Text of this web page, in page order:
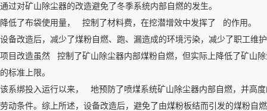
通过对矿山除尘器的改造避免了冬季系统内部自燃的发生。
降低了布袋使用量， 控制了材料费，在挖潜增效中发挥了 的作用。
设备改造后，减少了煤粉自燃、跑、漏造成的环境污染，减少了职工维
项目改造虽然 控制了矿山除尘器内部煤粉自燃，但实际上降低了矿山
的标准上限。
该系绑投入运行以来， 地预防了喷煤系统矿山除尘器内部自燃，并高
劳动条件。综上所述，设备改造后，避免了由煤粉板结而引发的煤粉自